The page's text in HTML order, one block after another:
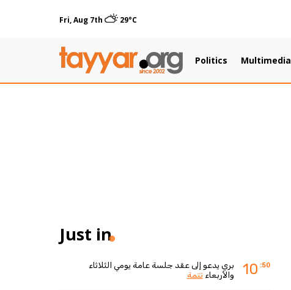
Fri, Aug 7th 29°C
Politics Multimedia
Just in
10 :50
بري يدعو إلى عقد جلسة عامة يومي الثلاثاء
والأربعاءتتمة